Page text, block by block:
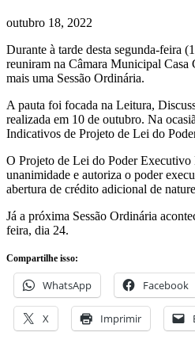
outubro 18, 2022
Durante à tarde desta segunda-feira
reuniram na Câmara Municipal Casa
mais uma Sessão Ordinária.
A pauta foi focada na Leitura,
realizada em 10 de outubro. Na
Indicativos de Projeto de Lei do
O Projeto de Lei do Poder
unanimidade e autoriza o poder
abertura de crédito adicional de
Já a próxima Sessão Ordinária
feira, dia 24.
Compartilhe isso:
WhatsApp Facebook
X Imprimir